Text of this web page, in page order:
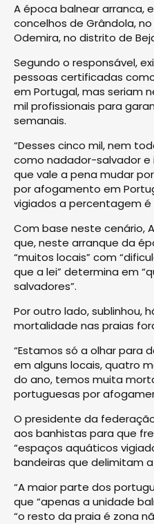
A época balnear arranca,
concelhos de Grândola,
Odemira, no distrito de
Segundo o responsável,
pessoas certificadas
em Portugal, mas seriam
mil profissionais para
semanais.
“Desses cinco mil, nem
como nadador-salvador
que vale a pena mudar
por afogamento em
vigiados a percentagem é
Com base neste cenário,
que, neste arranque da
“muitos locais” com
que a lei” determina em
salvadores”.
Por outro lado, sublinhou,
mortalidade nas praias
“Estamos só a olhar para
em alguns locais, quatro
do ano, temos muita
portuguesas por
O presidente da
aos banhistas para que
“espaços aquáticos
bandeiras que delimitam
“A maior parte dos
que “apenas a unidade
“o resto da praia é zona